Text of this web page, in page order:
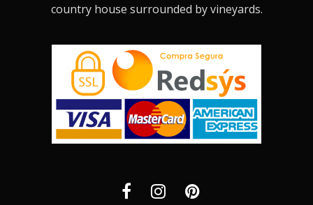
country house surrounded by vineyards.